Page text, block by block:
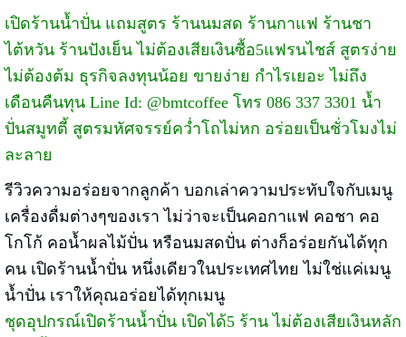
เปิดร้านน้ำปั่น แถมสูตร ร้านนมสด ร้านกาแฟ ร้านชา
ไต้หวัน ร้านปังเย็น ไม่ต้องเสียเงินซื้อ5แฟรนไชส์ สูตรง่าย
ไม่ต้องต้ม ธุรกิจลงทุนน้อย ขายง่าย กำไรเยอะ ไม่ถึง
เดือนคืนทุน Line Id: @bmtcoffee โทร 086 337 3301 น้ำ
ปั่นสมูทตี้ สูตรมหัศจรรย์คว่ำโถไม่หก อร่อยเป็นชั่วโมงไม่
ละลาย
รีวิวความอร่อยจากลูกค้า บอกเล่าความประทับใจกับเมนู
เครื่องดื่มต่างๆของเรา ไม่ว่าจะเป็นคอกาแฟ คอชา คอ
โกโก้ คอน้ำผลไม้ปั่น หรือนมสดปั่น ต่างก็อร่อยกันได้ทุก
คน เปิดร้านน้ำปั่น หนึ่งเดียวในประเทศไทย ไม่ใช่แค่เมนู
น้ำปั่น เราให้คุณอร่อยได้ทุกเมนู
ชุดอุปกรณ์เปิดร้านน้ำปั่น เปิดได้5 ร้าน ไม่ต้องเสียเงินหลัก